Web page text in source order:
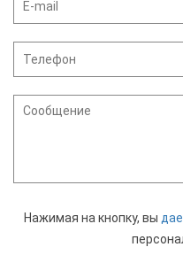
Нажимая на кнопку, вы